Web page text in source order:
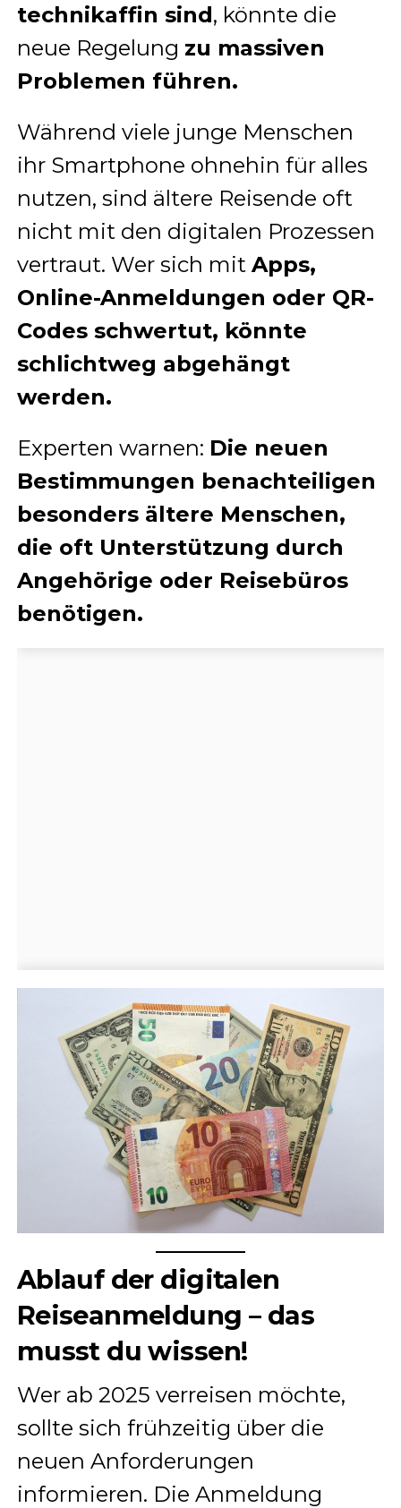
technikaffin sind, könnte die
neue Regelung zu massiven
Problemen führen.
Während viele junge Menschen
ihr Smartphone ohnehin für alles
nutzen, sind ältere Reisende oft
nicht mit den digitalen Prozessen
vertraut. Wer sich mit Apps,
Online-Anmeldungen oder QR-
Codes schwertut, könnte
schlichtweg abgehängt
werden.
Experten warnen: Die neuen
Bestimmungen benachteiligen
besonders ältere Menschen,
die oft Unterstützung durch
Angehörige oder Reisebüros
benötigen.
Ablauf der digitalen
Reiseanmeldung – das
musst du wissen!
Wer ab 2025 verreisen möchte,
sollte sich frühzeitig über die
neuen Anforderungen
informieren. Die Anmeldung